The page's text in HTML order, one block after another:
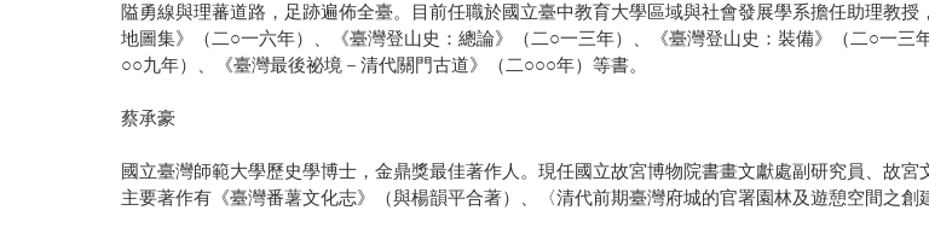
隘勇線與理蕃道路，足跡遍佈全臺。目前任職於國立臺中教育大學區域與社會發展學系擔任助理教
地圖集》（二○一六年）、《臺灣登山史：總論》（二○一三年）、《臺灣登山史：裝備》（二○一
○○九年）、《臺灣最後祕境－清代關門古道》（二○○○年）等書。
蔡承豪
國立臺灣師範大學歷史學博士，金鼎獎最佳著作人。現任國立故宮博物院書畫文獻處副研究員、故
主要著作有《臺灣番薯文化志》（與楊韻平合著）、〈清代前期臺灣府城的官署園林及遊憩空間之